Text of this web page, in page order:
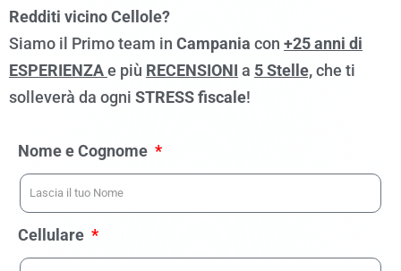
Redditi vicino Cellole?
Siamo il Primo team in Campania con +25 anni di
ESPERIENZAe più RECENSIONI a 5 Stelle,che ti
solleverà da ogni STRESS fiscale!
Nome e Cognome
Cellulare